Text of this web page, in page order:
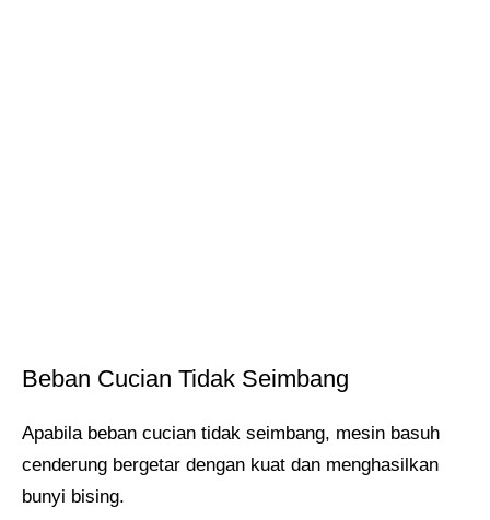
Beban Cucian Tidak Seimbang
Apabila beban cucian tidak seimbang, mesin basuh
cenderung bergetar dengan kuat dan menghasilkan
bunyi bising.